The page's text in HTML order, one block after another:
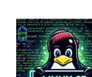
innehåll